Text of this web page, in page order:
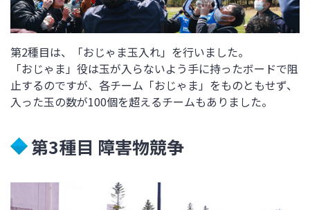
第2種目は、「おじゃま玉入れ」を行いました。
「おじゃま」役は玉が入らないよう手に持ったボードで阻
止するのですが、各チーム「おじゃま」をものともせず、
入った玉の数が100個を超えるチームもありました。
第3種目 障害物競争